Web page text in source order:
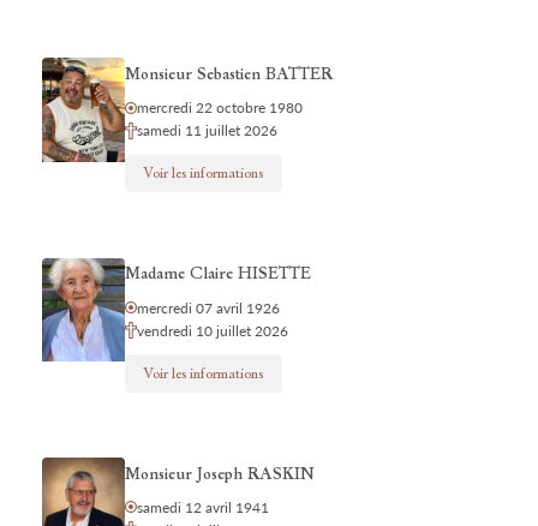
Monsieur Sebastien BATTER
mercredi 22 octobre 1980
samedi 11 juillet 2026
Voir les informations
Madame Claire HISETTE
mercredi 07 avril 1926
vendredi 10 juillet 2026
Voir les informations
Monsieur Joseph RASKIN
samedi 12 avril 1941